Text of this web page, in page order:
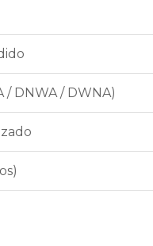
/ DNWA / DWNA)